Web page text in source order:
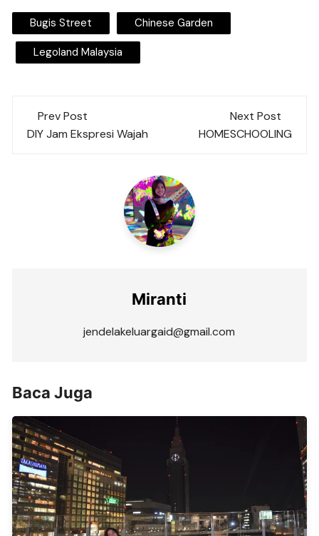
Bugis Street Chinese Garden
Legoland Malaysia
Post
navigation
Prev Post
DIY Jam Ekspresi Wajah
Next Post
HOMESCHOOLING
Miranti
jendelakeluargaid@gmail.com
Baca Juga